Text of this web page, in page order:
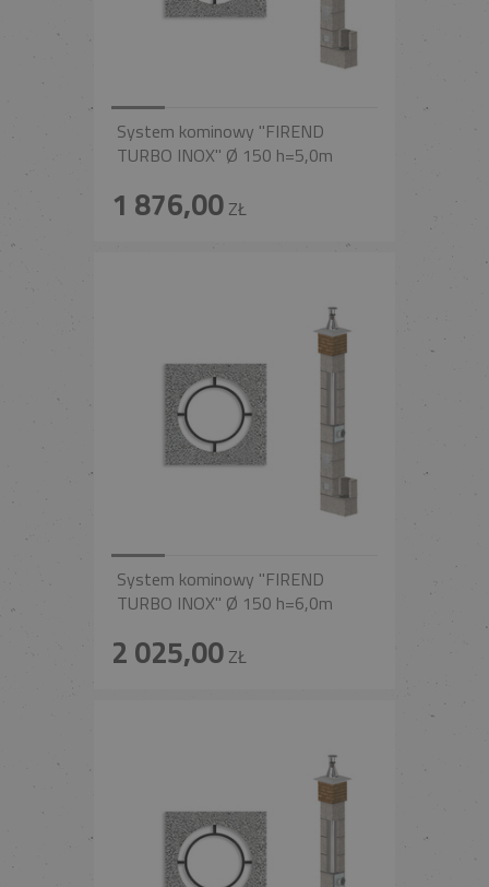
System kominowy "FIREND
TURBO INOX" Ø 150 h=5,0m
1 876,00ZŁ
System kominowy "FIREND
TURBO INOX" Ø 150 h=6,0m
2 025,00ZŁ